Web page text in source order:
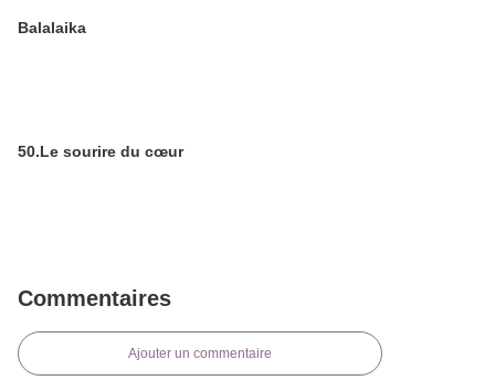
Balalaika
50.Le sourire du cœur
Commentaires
Ajouter un commentaire